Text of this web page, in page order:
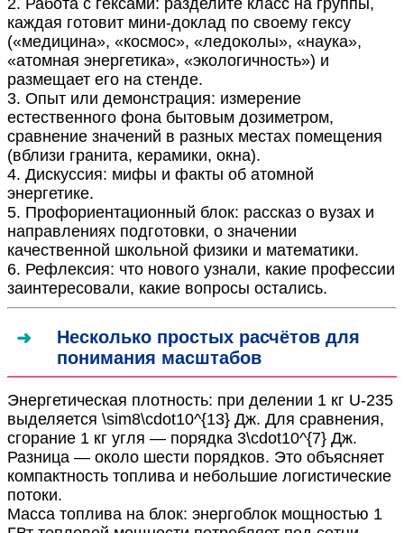
2. Работа с гексами: разделите класс на группы,
каждая готовит мини-доклад по своему гексу
(«медицина», «космос», «ледоколы», «наука»,
«атомная энергетика», «экологичность») и
размещает его на стенде.
3. Опыт или демонстрация: измерение
естественного фона бытовым дозиметром,
сравнение значений в разных местах помещения
(вблизи гранита, керамики, окна).
4. Дискуссия: мифы и факты об атомной
энергетике.
5. Профориентационный блок: рассказ о вузах и
направлениях подготовки, о значении
качественной школьной физики и математики.
6. Рефлексия: что нового узнали, какие профессии
заинтересовали, какие вопросы остались.
Несколько простых расчётов для
понимания масштабов
Энергетическая плотность: при делении 1 кг U-235
выделяется \sim8\cdot10^{13} Дж. Для сравнения,
сгорание 1 кг угля — порядка 3\cdot10^{7} Дж.
Разница — около шести порядков. Это объясняет
компактность топлива и небольшие логистические
потоки.
Масса топлива на блок: энергоблок мощностью 1